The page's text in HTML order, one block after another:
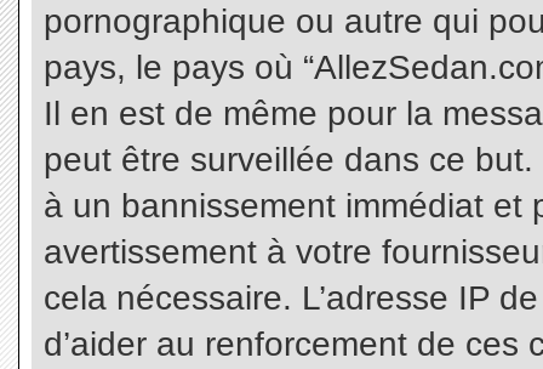
pornographique ou autre qui
pays, le pays où
Il en est de même pour la
peut être surveillée dans ce
à un bannissement immédiat et
avertissement à votre
cela nécessaire. L’adresse IP
d’aider au renforcement de